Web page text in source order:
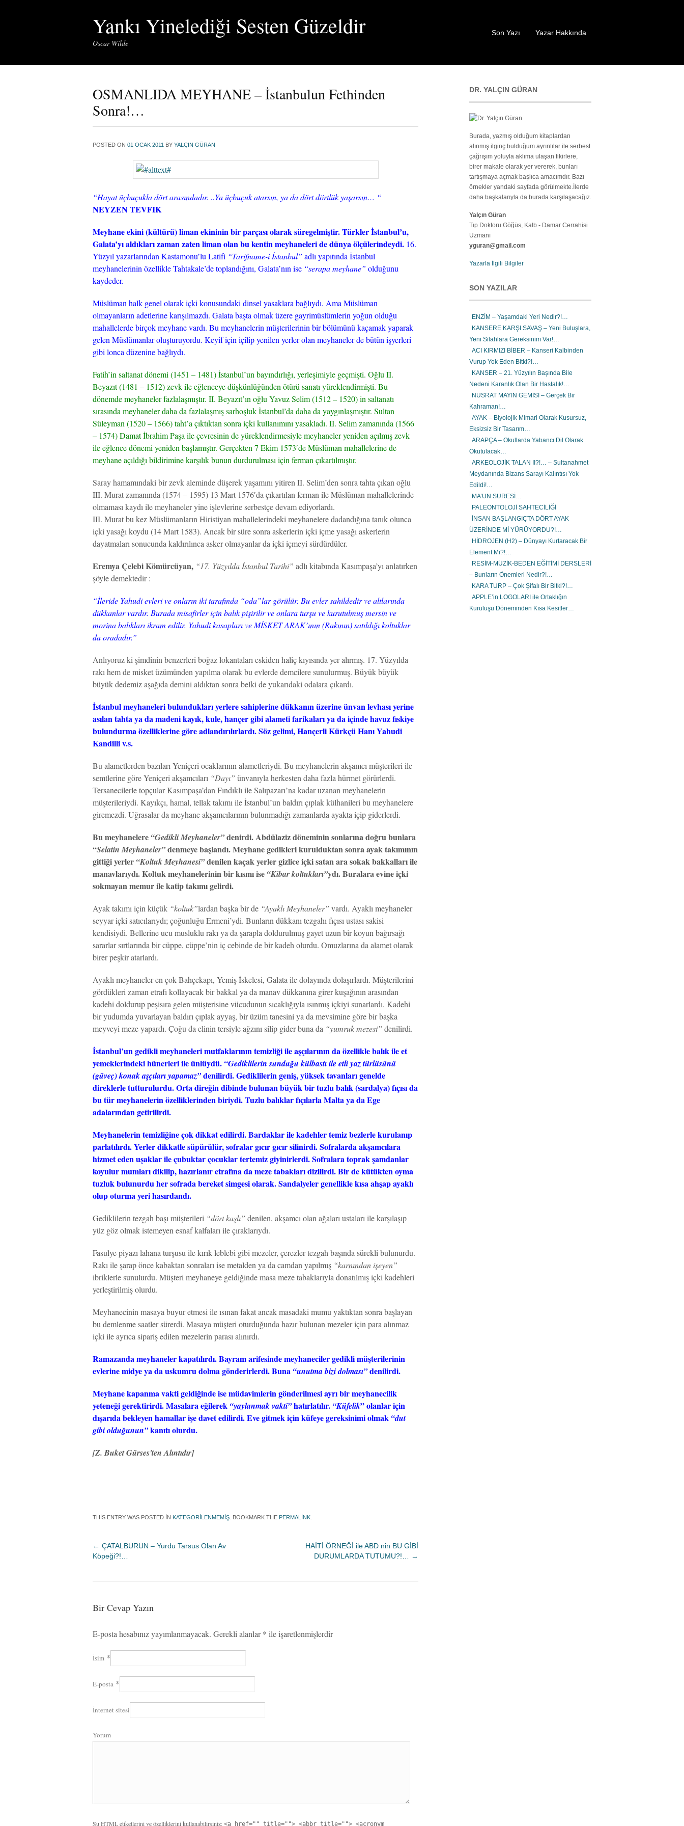
Yankı Yinelediği Sesten Güzeldir
Oscar Wilde
Son Yazı Yazar Hakkında
OSMANLIDA MEYHANE – İstanbulun Fethinden
Sonra!…
POSTED ON 01 OCAK 2011 BY YALÇIN GÜRAN
“Hayat üçbuçukla dört arasındadır. ..Ya üçbuçuk atarsın, ya da dört dörtlük yaşarsın… “
NEYZEN TEVFIK
Meyhane ekini (kültürü) liman ekininin bir parçası olarak süregelmiştir. Türkler İstanbul’u,
Galata’yı aldıkları zaman zaten liman olan bu kentin meyhaneleri de dünya ölçülerindeydi. 16.
Yüzyıl yazarlarından Kastamonu’lu Latifi “Tarifname-i İstanbul” adlı yapıtında İstanbul
meyhanelerinin özellikle Tahtakale’de toplandığını, Galata’nın ise “serapa meyhane” olduğunu
kaydeder.
Müslüman halk genel olarak içki konusundaki dinsel yasaklara bağlıydı. Ama Müslüman
olmayanların adetlerine karışılmazdı. Galata başta olmak üzere gayrimüslümlerin yoğun olduğu
mahallelerde birçok meyhane vardı. Bu meyhanelerin müşterilerinin bir bölümünü kaçamak yaparak
gelen Müslümanlar oluşturuyordu. Keyif için içilip yenilen yerler olan meyhaneler de bütün işyerleri
gibi lonca düzenine bağlıydı.
Fatih’in saltanat dönemi (1451 – 1481) İstanbul’un bayındırlığı, yerleşimiyle geçmişti. Oğlu II.
Beyazıt (1481 – 1512) zevk ile eğlenceye düşkünlüğünden ötürü sanatı yüreklendirmişti. Bu
dönemde meyhaneler fazlalaşmıştır. II. Beyazıt’ın oğlu Yavuz Selim (1512 – 1520) in saltanatı
sırasında meyhaneler daha da fazlalaşmış sarhoşluk İstanbul’da daha da yaygınlaşmıştır. Sultan
Süleyman (1520 – 1566) taht’a çıktıktan sonra içki kullanımını yasakladı. II. Selim zamanında (1566
– 1574) Damat İbrahim Paşa ile çevresinin de yüreklendirmesiyle meyhaneler yeniden açılmış zevk
ile eğlence dönemi yeniden başlamıştır. Gerçekten 7 Ekim 1573′de Müslüman mahallelerine de
meyhane açıldığı bildirimine karşılık bunun durdurulması için ferman çıkartılmıştır.
Saray hamamındaki bir zevk aleminde düşerek yaşamını yitiren II. Selim’den sonra tahta çıkan oğlu
III. Murat zamanında (1574 – 1595) 13 Mart 1576′da çıkartılan ferman ile Müslüman mahallelerinde
olmaması kaydı ile meyhaneler yine işlevlerine serbestçe devam ediyorlardı.
III. Murat bu kez Müslümanların Hiristiyan mahallelerindeki meyhanelere dadandığına tanık olunca
içki yasağı koydu (14 Mart 1583). Ancak bir süre sonra askerlerin içki içme yasağı askerlerin
dayatmaları sonucunda kaldırılınca asker olmayanlar da içki içmeyi sürdürdüler.
Eremya Çelebi Kömürcüyan, “17. Yüzyılda İstanbul Tarihi” adlı kitabında Kasımpaşa’yı anlatırken
şöyle demektedir :
“İleride Yahudi evleri ve onların iki tarafında “oda”lar görülür. Bu evler sahildedir ve altlarında
dükkanlar vardır. Burada misafirler için balık pişirilir ve onlara turşu ve kurutulmuş mersin ve
morina balıkları ikram edilir. Yahudi kasapları ve MİSKET ARAK’ının (Rakının) satıldığı koltuklar
da oradadır.”
Anlıyoruz ki şimdinin benzerleri boğaz lokantaları eskiden haliç kıyısında yer alırmış. 17. Yüzyılda
rakı hem de misket üzümünden yapılma olarak bu evlerde demcilere sunulurmuş. Büyük büyük
büyük dedemiz aşağıda demini aldıktan sonra belki de yukarıdaki odalara çıkardı.
İstanbul meyhaneleri bulundukları yerlere sahiplerine dükkanın üzerine ünvan levhası yerine
asılan tahta ya da madeni kayık, kule, hançer gibi alameti farikaları ya da içinde havuz fıskiye
bulundurma özelliklerine göre adlandırılırlardı. Söz gelimi, Hançerli Kürkçü Hanı Yahudi
Kandilli v.s.
Bu alametlerden bazıları Yeniçeri ocaklarının alametleriydi. Bu meyhanelerin akşamcı müşterileri ile
semtlerine göre Yeniçeri akşamcıları “Dayı” ünvanıyla herkesten daha fazla hürmet görürlerdi.
Tersanecilerle topçular Kasımpaşa’dan Fındıklı ile Salıpazarı’na kadar uzanan meyhanelerin
müşterileriydi. Kayıkçı, hamal, tellak takımı ile İstanbul’un baldırı çıplak külhanileri bu meyhanelere
giremezdi. Uğrasalar da meyhane akşamcılarının bulunmadığı zamanlarda ayakta içip giderlerdi.
Bu meyhanelere “Gedikli Meyhaneler”denirdi. Abdülaziz döneminin sonlarına doğru bunlara
“Selatin Meyhaneler”denmeye başlandı. Meyhane gedikleri kurulduktan sonra ayak takımının
gittiği yerler “Koltuk Meyhanesi”denilen kaçak yerler gizlice içki satan ara sokak bakkalları ile
manavlarıydı. Koltuk meyhanelerinin bir kısmı ise “Kibar koltukları”ydı. Buralara evine içki
sokmayan memur ile katip takımı gelirdi.
Ayak takımı için küçük “koltuk”lardan başka bir de “Ayaklı Meyhaneler” vardı. Ayaklı meyhaneler
seyyar içki satıcılarıydı; çoğunluğu Ermeni’ydi. Bunların dükkanı tezgahı fıçısı ustası sakisi
kendisiydi. Bellerine ucu musluklu rakı ya da şarapla doldurulmuş gayet uzun bir koyun bağırsağı
sararlar sırtlarında bir cüppe, cüppe’nin iç cebinde de bir kadeh olurdu. Omuzlarına da alamet olarak
birer peşkir atarlardı.
Ayaklı meyhaneler en çok Bahçekapı, Yemiş İskelesi, Galata ile dolayında dolaşırlardı. Müşterilerini
gördükleri zaman etrafı kollayacak bir bakkal ya da manav dükkanına girer kuşağının arasından
kadehi doldurup peşisıra gelen müşterisine vücudunun sıcaklığıyla ısınmış içkiyi sunarlardı. Kadehi
bir yudumda yuvarlayan baldırı çıplak ayyaş, bir üzüm tanesini ya da mevsimine göre bir başka
meyveyi meze yapardı. Çoğu da elinin tersiyle ağzını silip gider buna da “yumruk mezesi” denilirdi.
İstanbul’un gedikli meyhaneleri mutfaklarının temizliği ile aşçılarının da özellikle balık ile et
yemeklerindeki hünerleri ile ünlüydü. “Gediklilerin sunduğu külbastı ile etli yaz türlüsünü
(güveç) konak aşçıları yapamaz”denilirdi. Gediklilerin geniş, yüksek tavanları genelde
direklerle tutturulurdu. Orta direğin dibinde bulunan büyük bir tuzlu balık (sardalya) fıçısı da
bu tür meyhanelerin özelliklerinden biriydi. Tuzlu balıklar fıçılarla Malta ya da Ege
adalarından getirilirdi.
Meyhanelerin temizliğine çok dikkat edilirdi. Bardaklar ile kadehler temiz bezlerle kurulanıp
parlatılırdı. Yerler dikkatle süpürülür, sofralar gıcır gıcır silinirdi. Sofralarda akşamcılara
hizmet eden uşaklar ile çubuktar çocuklar tertemiz giyinirlerdi. Sofralara toprak şamdanlar
koyulur mumları dikilip, hazırlanır etrafına da meze tabakları dizilirdi. Bir de kütükten oyma
tuzluk bulunurdu her sofrada bereket simgesi olarak. Sandalyeler genellikle kısa ahşap ayaklı
olup oturma yeri hasırdandı.
Gediklilerin tezgah başı müşterileri “dört kaşlı” denilen, akşamcı olan ağaları ustaları ile karşılaşıp
yüz göz olmak istemeyen esnaf kalfaları ile çıraklarıydı.
Fasulye piyazı lahana turşusu ile kırık leblebi gibi mezeler, çerezler tezgah başında sürekli bulunurdu.
Rakı ile şarap önce kabaktan sonraları ise metalden ya da camdan yapılmış “karnından işeyen”
ibriklerle sunulurdu. Müşteri meyhaneye geldiğinde masa meze tabaklarıyla donatılmış içki kadehleri
yerleştirilmiş olurdu.
Meyhanecinin masaya buyur etmesi ile ısınan fakat ancak masadaki mumu yaktıktan sonra başlayan
bu demlenme saatler sürerdi. Masaya müşteri oturduğunda hazır bulunan mezeler için para alınmaz
içki ile ayrıca sipariş edilen mezelerin parası alınırdı.
Ramazanda meyhaneler kapatılırdı. Bayram arifesinde meyhaneciler gedikli müşterilerinin
evlerine midye ya da uskumru dolma gönderirlerdi. Buna “unutma bizi dolması”denilirdi.
Meyhane kapanma vakti geldiğinde ise müdavimlerin gönderilmesi ayrı bir meyhanecilik
yeteneği gerektirirdi. Masalara eğilerek “yaylanmak vakti”hatırlatılır. “Küfelik” olanlar için
dışarıda bekleyen hamallar işe davet edilirdi. Eve gitmek için küfeye gereksinimi olmak “dut
gibi olduğunun”kanıtı olurdu.
[Z. Buket Gürses'ten Alıntıdır]
THIS ENTRY WAS POSTED IN KATEGORILENMEMIŞ . BOOKMARK THE PERMALINK
← ÇATALBURUN – Yurdu Tarsus Olan Av
Köpeği?!…
HAİTİ ÖRNEĞİ ile ABD nin BU GİBİ
DURUMLARDA TUTUMU?!…
→
Bir Cevap Yazın
E-posta hesabınız yayımlanmayacak. Gerekli alanlar* ile işaretlenmişlerdir
İsim *
E-posta *
İnternet sitesi
Yorum
Şu HTMLetiketlerini ve özelliklerini kullanabilirsiniz: <a href="" title=""> <abbr title=""> <acronym
DR. YALÇIN GÜRAN
Burada, yazmış olduğum kitaplardan
alınmış ilginç bulduğum ayrıntılar ile serbest
çağrışım yoluyla aklıma ulaşan fikirlere,
birer makale olarak yer vererek, bunları
tartışmaya açmak başlıca amacımdır. Bazı
örnekler yandaki sayfada görülmekte.İlerde
daha başkalarıyla da burada karşılaşacağız.
Yalçın Güran
Tıp Doktoru Göğüs, Kalb - Damar Cerrahisi
Uzmanı
yguran@gmail.com
Yazarla İlgili Bilgiler
SON YAZILAR
ENZİM – Yaşamdaki Yeri Nedir?!…
KANSERE KARŞI SAVAŞ – Yeni Buluşlara,
Yeni Silahlara Gereksinim Var!…
ACI KIRMIZI BİBER – Kanseri Kalbinden
Vurup Yok Eden Bitki?!…
KANSER – 21. Yüzyılın Başında Bile
Nedeni Karanlık Olan Bir Hastalık!…
NUSRAT MAYIN GEMİSİ – Gerçek Bir
Kahraman!…
AYAK – Biyolojik Mimari Olarak Kusursuz,
Eksizsiz Bir Tasarım…
ARAPÇA – Okullarda Yabancı Dil Olarak
Okutulacak…
ARKEOLOJİK TALAN II?!… – Sultanahmet
Meydanında Bizans Sarayı Kalıntısı Yok
Edildi!…
MA’UN SURESİ…
PALEONTOLOJİ SAHTECİLİĞİ
İNSAN BAŞLANGIÇTA DÖRT AYAK
ÜZERİNDE Mİ YÜRÜYORDU?!…
HİDROJEN (H2) – Dünyayı Kurtaracak Bir
Element Mi?!…
RESİM-MÜZİK-BEDEN EĞİTİMİ DERSLERİ
– Bunların Önemleri Nedir?!…
KARA TURP – Çok Şifalı Bir Bitki?!…
APPLE’in LOGOLARI ile Ortaklığın
Kuruluşu Döneminden Kısa Kesitler…